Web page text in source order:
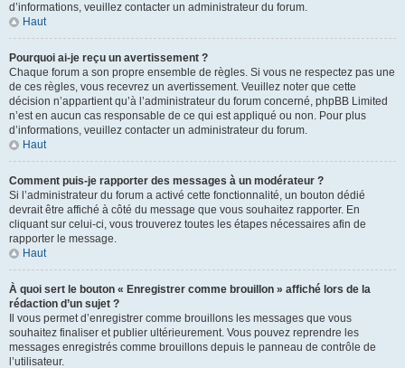
d’informations, veuillez contacter un administrateur du forum.
Haut
Pourquoi ai-je reçu un avertissement ?
Chaque forum a son propre ensemble de règles. Si vous ne respectez pas une
de ces règles, vous recevrez un avertissement. Veuillez noter que cette
décision n’appartient qu’à l’administrateur du forum concerné, phpBB Limited
n’est en aucun cas responsable de ce qui est appliqué ou non. Pour plus
d’informations, veuillez contacter un administrateur du forum.
Haut
Comment puis-je rapporter des messages à un modérateur ?
Si l’administrateur du forum a activé cette fonctionnalité, un bouton dédié
devrait être affiché à côté du message que vous souhaitez rapporter. En
cliquant sur celui-ci, vous trouverez toutes les étapes nécessaires afin de
rapporter le message.
Haut
À quoi sert le bouton « Enregistrer comme brouillon » affiché lors de la
rédaction d’un sujet ?
Il vous permet d’enregistrer comme brouillons les messages que vous
souhaitez finaliser et publier ultérieurement. Vous pouvez reprendre les
messages enregistrés comme brouillons depuis le panneau de contrôle de
l’utilisateur.